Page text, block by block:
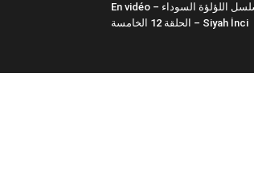
En vidéo – مسلسل اللؤلؤة السوداء
الحلقة 12 الخامسة – Siyah İnci